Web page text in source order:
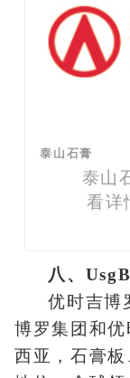
泰山石膏
泰山
看详
八、
优时吉博
博罗集团和
西亚，石膏